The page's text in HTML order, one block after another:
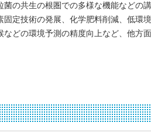
の共生の根圏での多様な機能などの
定技術の発展、化学肥料削減、低環
どの環境予測の精度向上など、他方